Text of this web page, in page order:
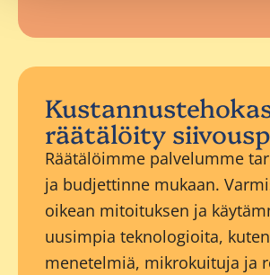
räätälöity
Räätälöimme palvelumme
ja budjettinne mukaan.
oikean mitoituksen ja
uusimpia teknologioita,
menetelmiä, mikrokuituja ja